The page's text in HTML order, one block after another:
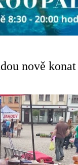
nově